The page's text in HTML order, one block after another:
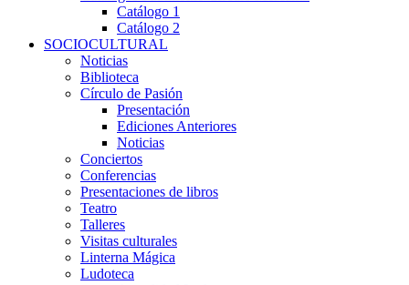
Catálogo 1
Catálogo 2
SOCIOCULTURAL
Noticias
Biblioteca
Círculo de Pasión
Presentación
Ediciones Anteriores
Noticias
Conciertos
Conferencias
Presentaciones de libros
Teatro
Talleres
Visitas culturales
Linterna Mágica
Ludoteca